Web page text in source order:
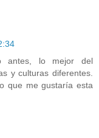
antes, lo mejor del
y culturas diferentes.
que me gustaría esta